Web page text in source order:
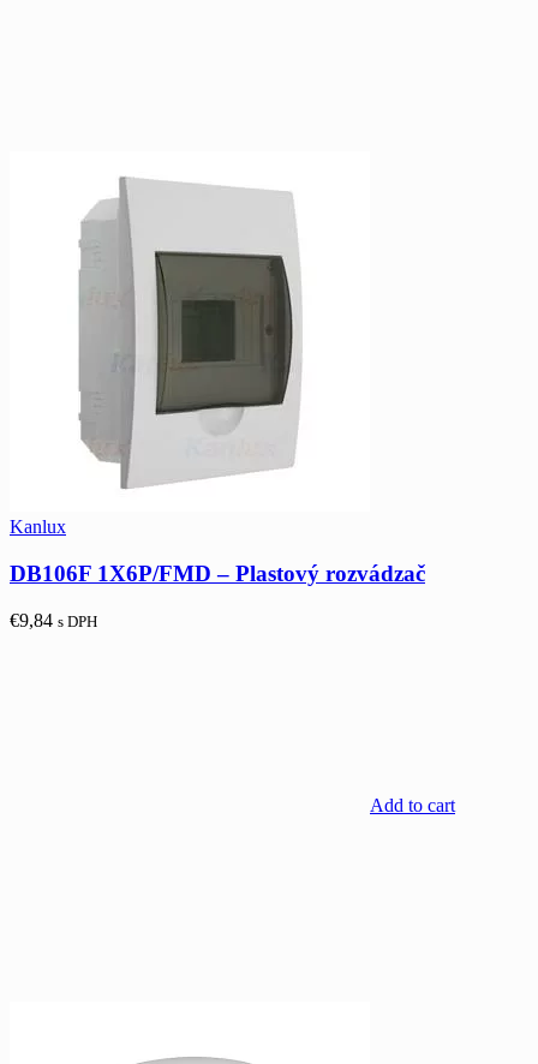
Kanlux
DB106F 1X6P/FMD – Plastový rozvádzač
€9,84 s DPH
Add to cart